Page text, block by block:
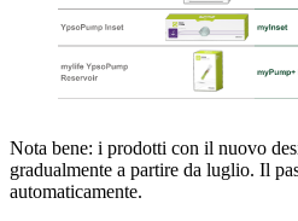
Nota bene: i prodotti con il nuovo
gradualmente a partire da luglio. Il
automaticamente.